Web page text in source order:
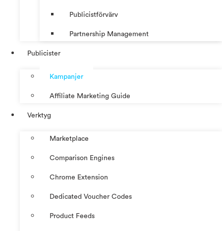
Publicistförvärv
Partnership Management
Publicister
Kampanjer
Affiliate Marketing Guide
Verktyg
Marketplace
Comparison Engines
Chrome Extension
Dedicated Voucher Codes
Product Feeds